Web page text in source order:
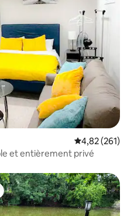
Évaluation
4,82 (261)
et entièrement privé
plus appréciés